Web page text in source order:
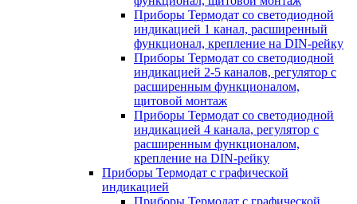
Приборы Термодат со светодиодной
индикацией 1 канал, расширенный
функционал, крепление на DIN-рейку
Приборы Термодат со светодиодной
индикацией 2-5 каналов, регулятор с
расширенным функционалом,
щитовой монтаж
Приборы Термодат со светодиодной
индикацией 4 канала, регулятор с
расширенным функционалом,
крепление на DIN-рейку
Приборы Термодат с графической
индикацией
Приборы Термодат с графической